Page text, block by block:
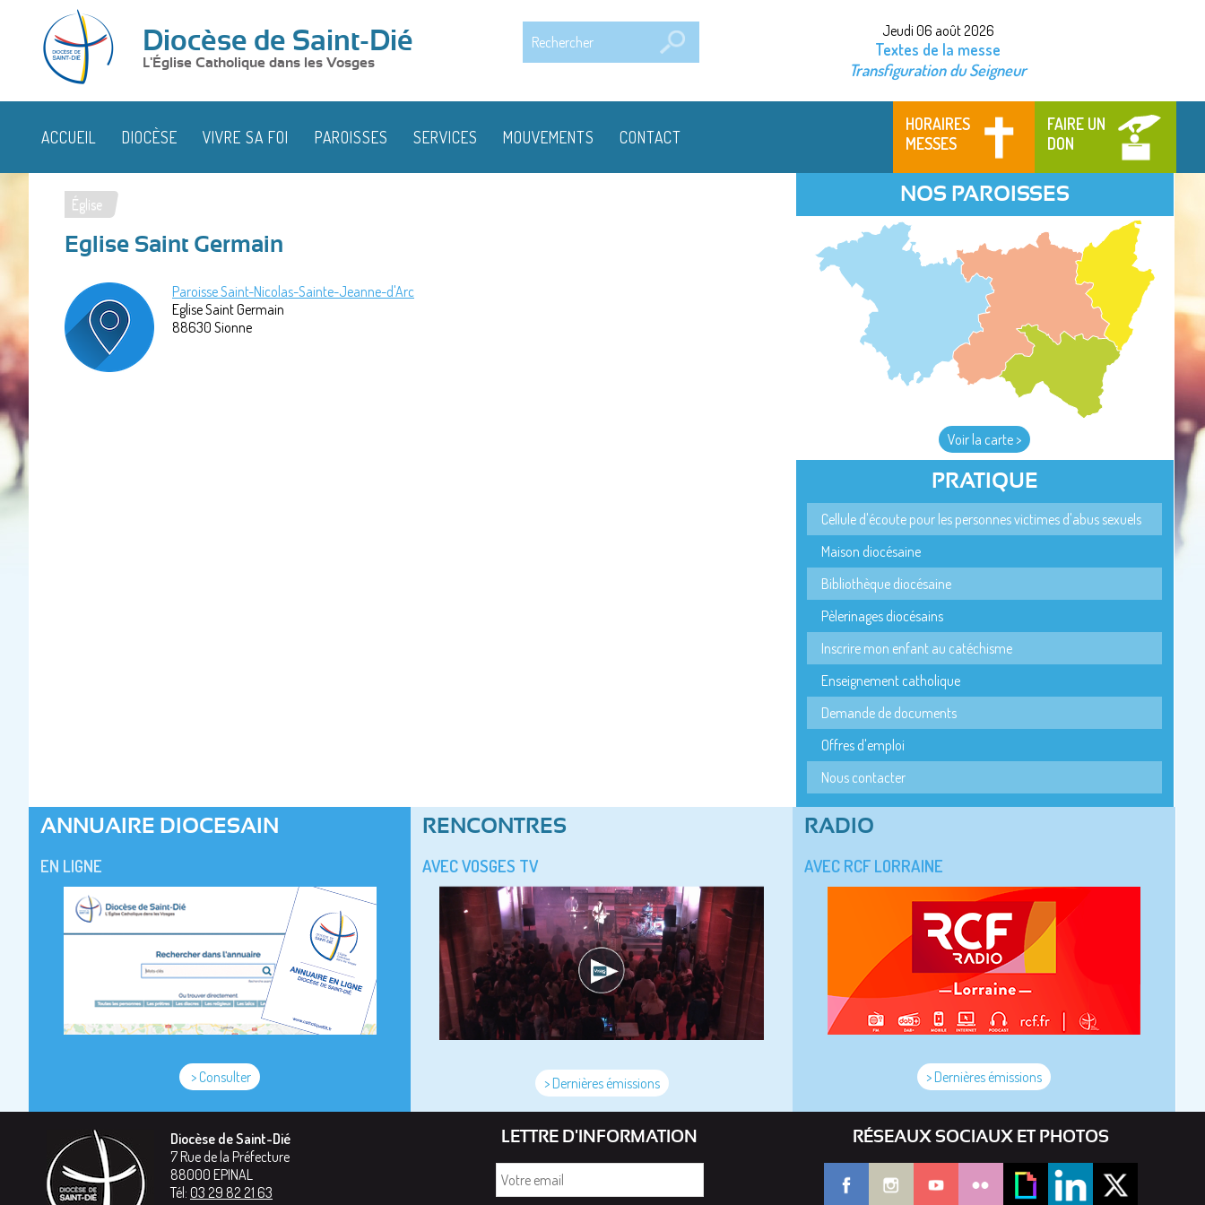
Diocèse de Saint-Dié
L'Église Catholique dans les Vosges
Jeudi 06 août 2026
Textes de la messe
Transfiguration du Seigneur
HORAIRES
MESSES
FAIRE UN
DON
ACCUEIL DIOCÈSE VIVRE SA FOI PAROISSES SERVICES MOUVEMENTS CONTACT
Vous
êtes
ici
Église
Eglise Saint Germain
Paroisse Saint-Nicolas-Sainte-Jeanne-d'Arc
Eglise Saint Germain
88630 Sionne
NOS PAROISSES
Voir la carte >
PRATIQUE
Cellule d'écoute pour les personnes victimes d'abus sexuels
Maison diocésaine
Bibliothèque diocésaine
Pèlerinages diocésains
Inscrire mon enfant au catéchisme
Enseignement catholique
Demande de documents
Offres d'emploi
Nous contacter
ANNUAIRE DIOCESAIN
EN LIGNE
> Consulter
RENCONTRES
AVEC VOSGES TV
> Dernières émissions
RADIO
AVEC RCF LORRAINE
> Dernières émissions
Diocèse de Saint-Dié
7 Rue de la Préfecture
88000 EPINAL
Tél: 03 29 82 21 63
LETTRE D'INFORMATION RÉSEAUX SOCIAUX ET PHOTOS